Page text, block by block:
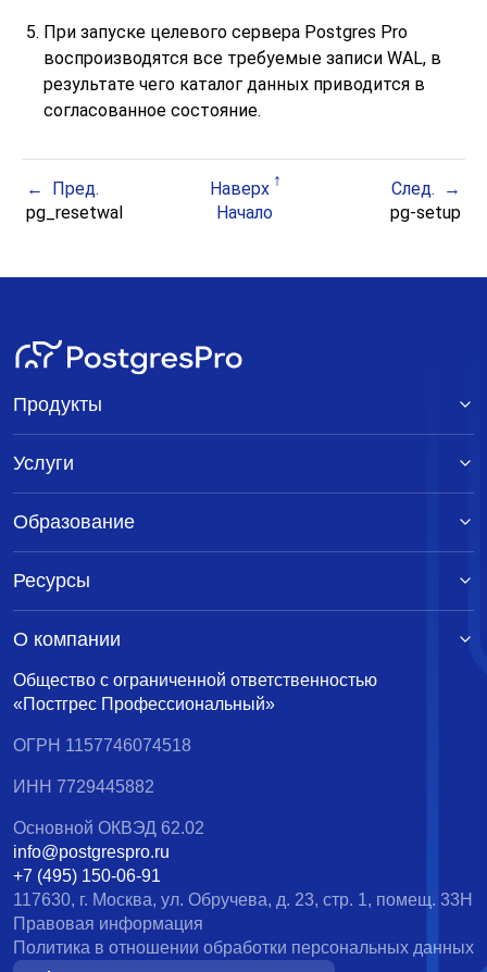
При запуске целевого сервера Postgres Pro
воспроизводятся все требуемые записи WAL, в
результате чего каталог данных приводится в
согласованное состояние.
Пред. Наверх
След.
pg_resetwal
Начало pg-setup
Общество с ограниченной ответственностью
«Постгрес Профессиональный»
ОГРН 1157746074518
ИНН 7729445882
Основной ОКВЭД 62.02
info@postgrespro.ru
+7 (495) 150-06-91
117630, г. Москва, ул. Обручева, д. 23, стр. 1, помещ. 33Н
Правовая информация
Политика в отношении обработки персональных данных
Продукты
Услуги
Образование
Ресурсы
О компании